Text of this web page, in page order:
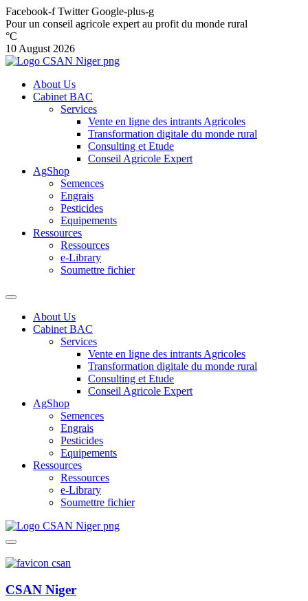
Facebook-f Twitter Google-plus-g
Pour un conseil agricole expert au profit du monde rural
°C
10 August 2026
About Us
Cabinet BAC
Services
Vente en ligne des intrants Agricoles
Transformation digitale du monde rural
Consulting et Etude
Conseil Agricole Expert
AgShop
Semences
Engrais
Pesticides
Equipements
Ressources
Ressources
e-Library
Soumettre fichier
About Us
Cabinet BAC
Services
Vente en ligne des intrants Agricoles
Transformation digitale du monde rural
Consulting et Etude
Conseil Agricole Expert
AgShop
Semences
Engrais
Pesticides
Equipements
Ressources
Ressources
e-Library
Soumettre fichier
CSAN Niger